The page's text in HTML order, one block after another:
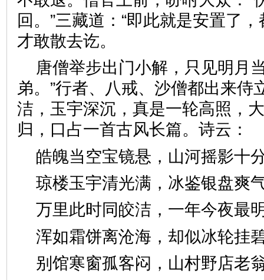
回。”三藏道：“即此就是安置了
才敢散去讫。
唐僧举步出门小解，只见明月
弟。”行者、八戒、沙僧都出来侍
洁，玉宇深沉，真是一轮高照，
归，口占一首古风长篇。诗
皓魄当空宝镜悬，山河摇
琼楼玉宇清光满，冰鉴银
万里此时同皎洁，一年今
浑如霜饼离沧海，却似冰
别馆寒窗孤客闷，山村野